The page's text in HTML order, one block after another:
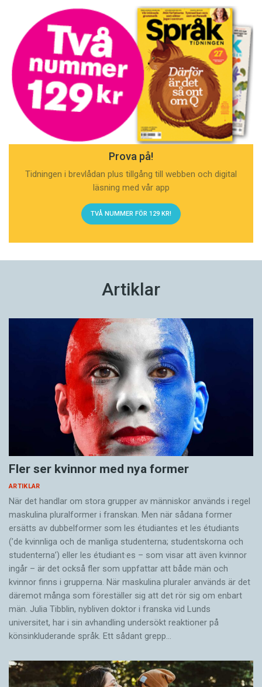
Prova på!
Tidningen i brevlådan plus tillgång till webben och digital
läsning med vår app
TVÅ NUMMER FÖR 129 KR!
Artiklar
Fler ser kvinnor med nya former
ARTIKLAR
När det handlar om stora grupper av människor används i regel
maskulina pluralformer i franskan. Men när sådana ­former
ersätts av dubbel­former som les étudiantes et les étudiants
(’de kvinnliga och de manliga studenterna; studentskorna och
studenterna’) eller les étudiant·es – som visar att även kvinnor
ingår – är det också fler som uppfattar att både män och
kvinnor finns i grupperna. När maskulina pluraler används är det
där­emot många som föreställer sig att det rör sig om enbart
män. Julia Tibblin, nybliven doktor i franska vid Lunds
universitet, har i sin avhandling undersökt reaktioner på
könsinkluderande språk. Ett sådant grepp…